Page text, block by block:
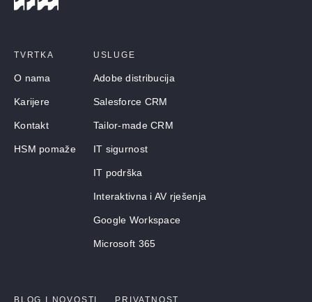
TVRTKA
O nama
Karijere
Kontakt
HSM pomaže
USLUGE
Adobe distribucija
Salesforce CRM
Tailor-made CRM
IT sigurnost
IT podrška
Interaktivna i AV rješenja
Google Workspace
Microsoft 365
BLOG I NOVOSTI PRIVATNOST